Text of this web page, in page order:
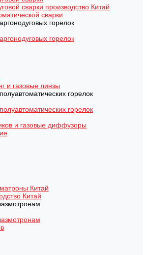
сварки производство Китай
сварки
горелок
горелок
и газовые линзы
горелок
горелок
и газовые диффузоры
Китай
Китай